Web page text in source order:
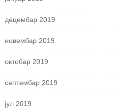
децембар 2019
новембар 2019
октобар 2019
септембар 2019
јул 2019